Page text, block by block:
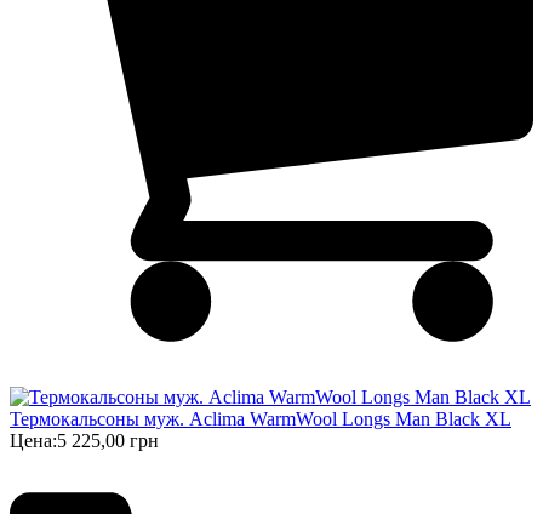
Термокальсоны муж. Aclima WarmWool Longs Man Black XL
Цена:5 225,00 грн